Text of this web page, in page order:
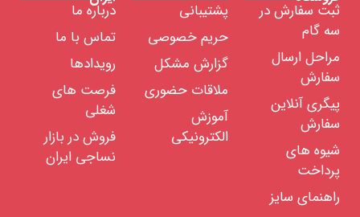
صابون
لکه
بری
صابون
جین
خام
صابون
پشم
خام
نفوذ
دهنده
ها
ضد
کف
ثبت سفارش در
سه گام
مراحل ارسال
سفارش
پیگری آنلاین
سفارش
شیوه های
پرداخت
راهنمای سایز
پشتیبانی
حریم خصوصی
گزارش مشکل
ملاقات حضوری
آموزش
الکترونیکی
درباره ما
تماس با ما
رویدادها
فرصت های
شغلی
فروش در بازار
نساجی ایران